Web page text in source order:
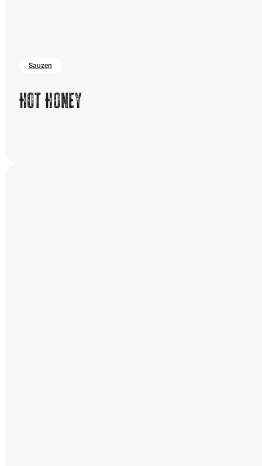
Sauzen
Hot Honey